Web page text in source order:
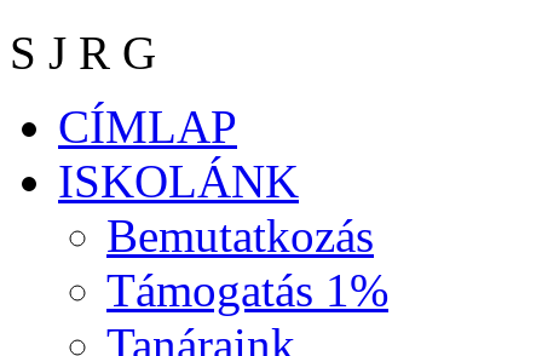
S J R G
CÍMLAP
ISKOLÁNK
Bemutatkozás
Támogatás 1%
Tanáraink